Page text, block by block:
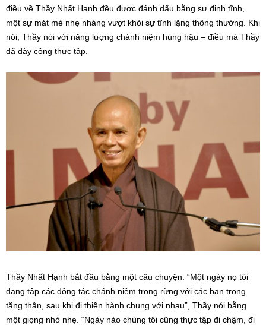
điều về Thầy Nhất Hạnh đều được đánh dấu bằng sự định tĩnh,
một sự mát mẻ nhẹ nhàng vượt khỏi sự tĩnh lặng thông thường. Khi
nói, Thầy nói với năng lượng chánh niệm hùng hậu – điều mà Thầy
đã dày công thực tập.
Thầy Nhất Hạnh bắt đầu bằng một câu chuyện. “Một ngày nọ tôi
đang tập các động tác chánh niệm trong rừng với các bạn trong
tăng thân, sau khi đi thiền hành chung với nhau”, Thầy nói bằng
một giọng nhỏ nhẹ. “Ngày nào chúng tôi cũng thực tập đi chậm, đi